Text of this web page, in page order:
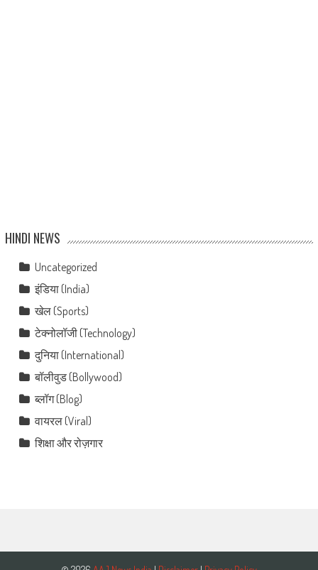
HINDI NEWS
Uncategorized
इंडिया (India)
खेल (Sports)
टेक्नोलॉजी (Technology)
दुनिया (International)
बॉलीवुड (Bollywood)
ब्लॉग (Blog)
वायरल (Viral)
शिक्षा और रोज़गार